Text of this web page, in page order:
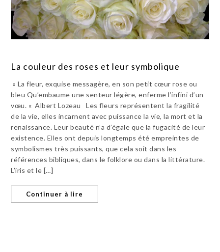
La couleur des roses et leur symbolique
» La fleur, exquise messagère, en son petit cœur rose ou
bleu Qu’embaume une senteur légère, enferme l’infini d’un
vœu. « Albert Lozeau Les fleurs représentent la fragilité
de la vie, elles incarnent avec puissance la vie, la mort et la
renaissance. Leur beauté n’a d’égale que la fugacité de leur
existence. Elles ont depuis longtemps été empreintes de
symbolismes très puissants, que cela soit dans les
références bibliques, dans le folklore ou dans la littérature.
L’iris et le […]
Continuer à lire